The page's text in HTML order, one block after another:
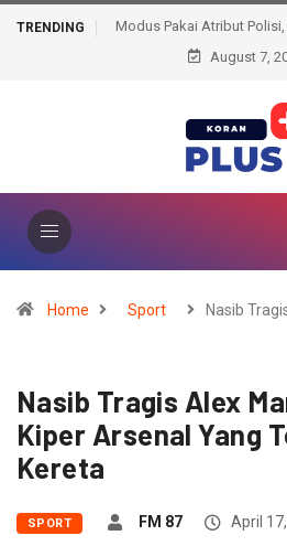
TRENDING
Modus Pakai Atribut
Akhirnya
August 7,
Home Sport Nasib
Nasib Tragis Alex
Kiper Arsenal Yang
Kereta
SPORT FM 87 April